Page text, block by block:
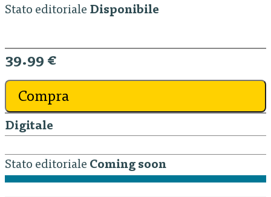
Stato editoriale Disponibile
39.99 €
Compra
Digitale
Stato editoriale Coming soon